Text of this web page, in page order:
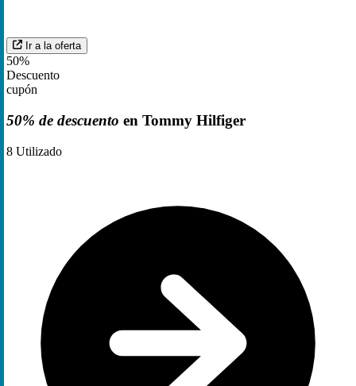
Ir a la oferta
50%
Descuento
cupón
50% de descuento en Tommy Hilfiger
8 Utilizado